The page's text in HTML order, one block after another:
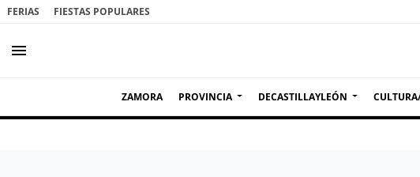
FERIAS FIESTAS POPULARES
menu
ZAMORA PROVINCIA DECASTILLAYLEÓN